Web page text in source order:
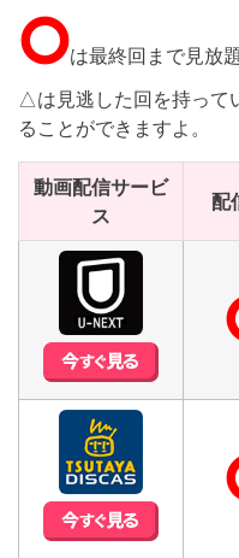
⭘は最終回まで見放題
△は見逃した回を持って
ることができますよ。
動画配信サービ
ス
配